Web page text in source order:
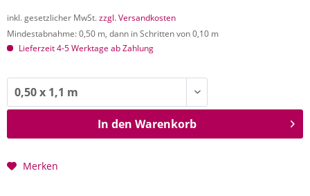
inkl. gesetzlicher MwSt.zzgl. Versandkosten
Mindestabnahme: 0,50 m, dann in Schritten von 0,10 m
Lieferzeit 4-5 Werktage ab Zahlung
In den Warenkorb
Merken